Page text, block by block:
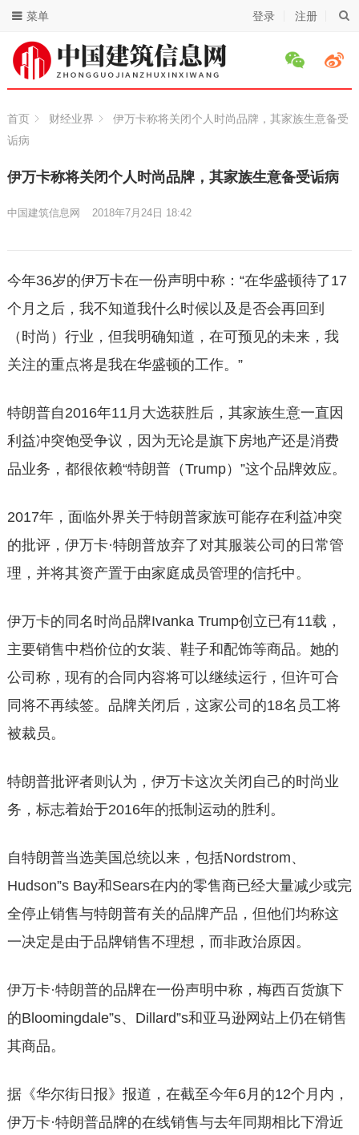
登录 注册
菜单
首页 财经业界
伊万卡称将关闭个人时尚品牌，其家族生意备受
诟病
伊万卡称将关闭个人时尚品牌，其家族生意备受诟病
中国建筑信息网 2018年7月24日 18:42
今年36岁的伊万卡在一份声明中称：“在华盛顿待了17
个月之后，我不知道我什么时候以及是否会再回到
（时尚）行业，但我明确知道，在可预见的未来，我
关注的重点将是我在华盛顿的工作。”
特朗普自2016年11月大选获胜后，其家族生意一直因
利益冲突饱受争议，因为无论是旗下房地产还是消费
品业务，都很依赖“特朗普（Trump）”这个品牌效应。
2017年，面临外界关于特朗普家族可能存在利益冲突
的批评，伊万卡·特朗普放弃了对其服装公司的日常管
理，并将其资产置于由家庭成员管理的信托中。
伊万卡的同名时尚品牌Ivanka Trump创立已有11载，
主要销售中档价位的女装、鞋子和配饰等商品。她的
公司称，现有的合同内容将可以继续运行，但许可合
同将不再续签。品牌关闭后，这家公司的18名员工将
被裁员。
特朗普批评者则认为，伊万卡这次关闭自己的时尚业
务，标志着始于2016年的抵制运动的胜利。
自特朗普当选美国总统以来，包括Nordstrom、
Hudson”s Bay和Sears在内的零售商已经大量减少或完
全停止销售与特朗普有关的品牌产品，但他们均称这
一决定是由于品牌销售不理想，而非政治原因。
伊万卡·特朗普的品牌在一份声明中称，梅西百货旗下
的Bloomingdale”s、Dillard”s和亚马逊网站上仍在销售
其商品。
据《华尔街日报》报道，在截至今年6月的12个月内，
伊万卡·特朗普品牌的在线销售与去年同期相比下滑近